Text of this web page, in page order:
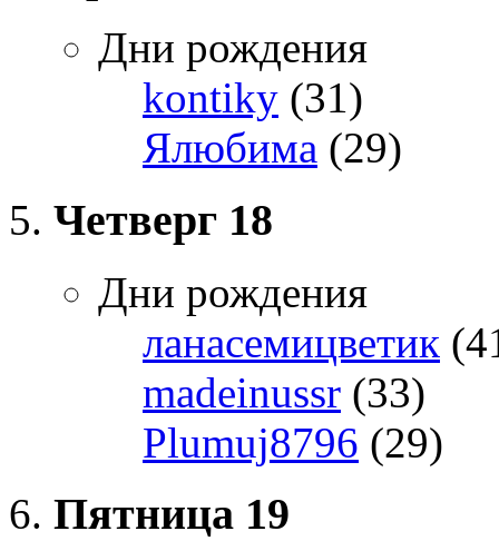
Дни рождения
kontiky (31)
Ялюбима (29)
Четверг 18
Дни рождения
ланасемицветик
madeinussr (33)
Plumuj8796 (29)
Пятница 19